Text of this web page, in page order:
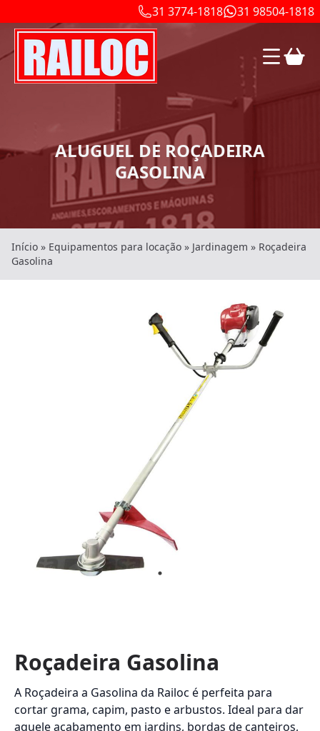
31 3774-1818 31 98504-1818
ALUGUEL DE ROÇADEIRA
GASOLINA
Início » Equipamentos para locação » Jardinagem » Roçadeira
Gasolina
Roçadeira Gasolina
A Roçadeira a Gasolina da Railoc é perfeita para
cortar grama, capim, pasto e arbustos. Ideal para dar
aquele acabamento em jardins, bordas de canteiros,